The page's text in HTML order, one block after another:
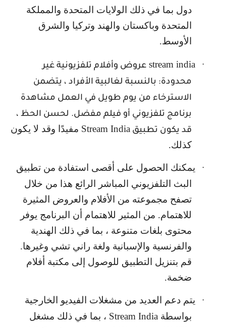
دول بما في ذلك الولايات المتحدة والمملكة
المتحدة وباكستان والهند وتركيا والشرق
الأوسط.
·
stream india عروض وأفلام تلفزيونية غير
محدودة: بالنسبة لغالبية الأفراد ، يتضمن
الاسترخاء من يوم طويل في العمل مشاهدة
برنامج تلفزيوني أو فيلم مفضل. لحسن الحظ ،
قد يكون تطبيق Stream India مفيدًا وقد لا يكون
كذلك.
·
يمكنك الحصول على أقصى استفادة من تطبيق
البث التلفزيوني المباشر الرائع هذا من خلال
تصفح مجموعته من الأفلام والعروض المثيرة
للاهتمام. من المثير للاهتمام أن البرنامج يوفر
محتوى بلغات متنوعة ، بما في ذلك الهندية
والفرنسية والإسبانية ولغة راني تشي وغيرها.
قم بتنزيل التطبيق للوصول إلى مكتبة أفلام
ضخمة.
·
يتم دعم العديد من مشغلات الفيديو الخارجية
بواسطة Stream India ، بما في ذلك مشغل